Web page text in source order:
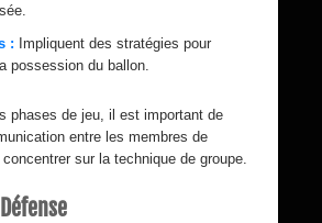
: Impliquent des stratégies pour
possession du ballon.
phases de jeu, il est important de
entre les membres de
sur la technique de groupe.